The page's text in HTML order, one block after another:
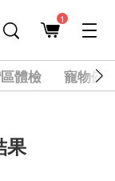
1
體檢 寵物健
果